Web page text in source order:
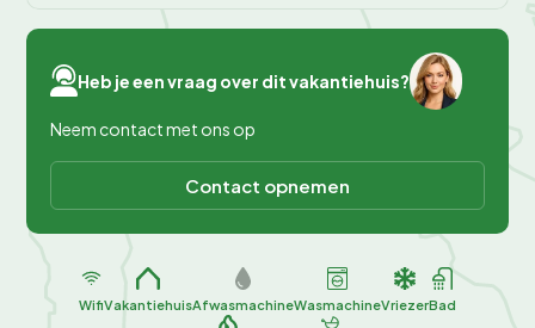
Heb je een vraag over dit vakantiehuis?
Neem contact met ons op
Contact opnemen
WifiVakantiehuisAfwasmachineWasmachineVriezerBad